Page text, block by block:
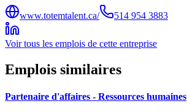
www.totemtalent.ca/ 514 954 3883
Voir tous les emplois de cette entreprise
Emplois similaires
Partenaire d'affaires - Ressources humaines